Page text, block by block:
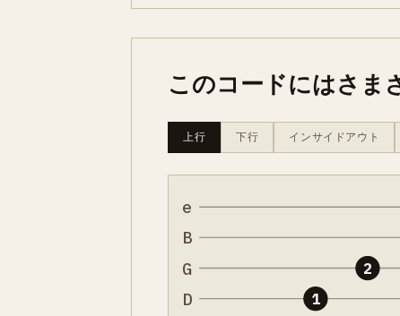
このコードにはさま
上行 下行 インサイドアウト
e
B
G
D
1
2